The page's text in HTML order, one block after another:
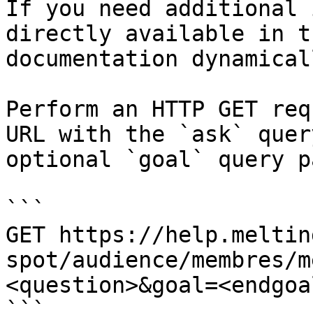
If you need
directly available in
documentation
Perform an HTTP GET
URL with the `ask`
optional `goal` query
```
GET https://
spot/audience/membres/